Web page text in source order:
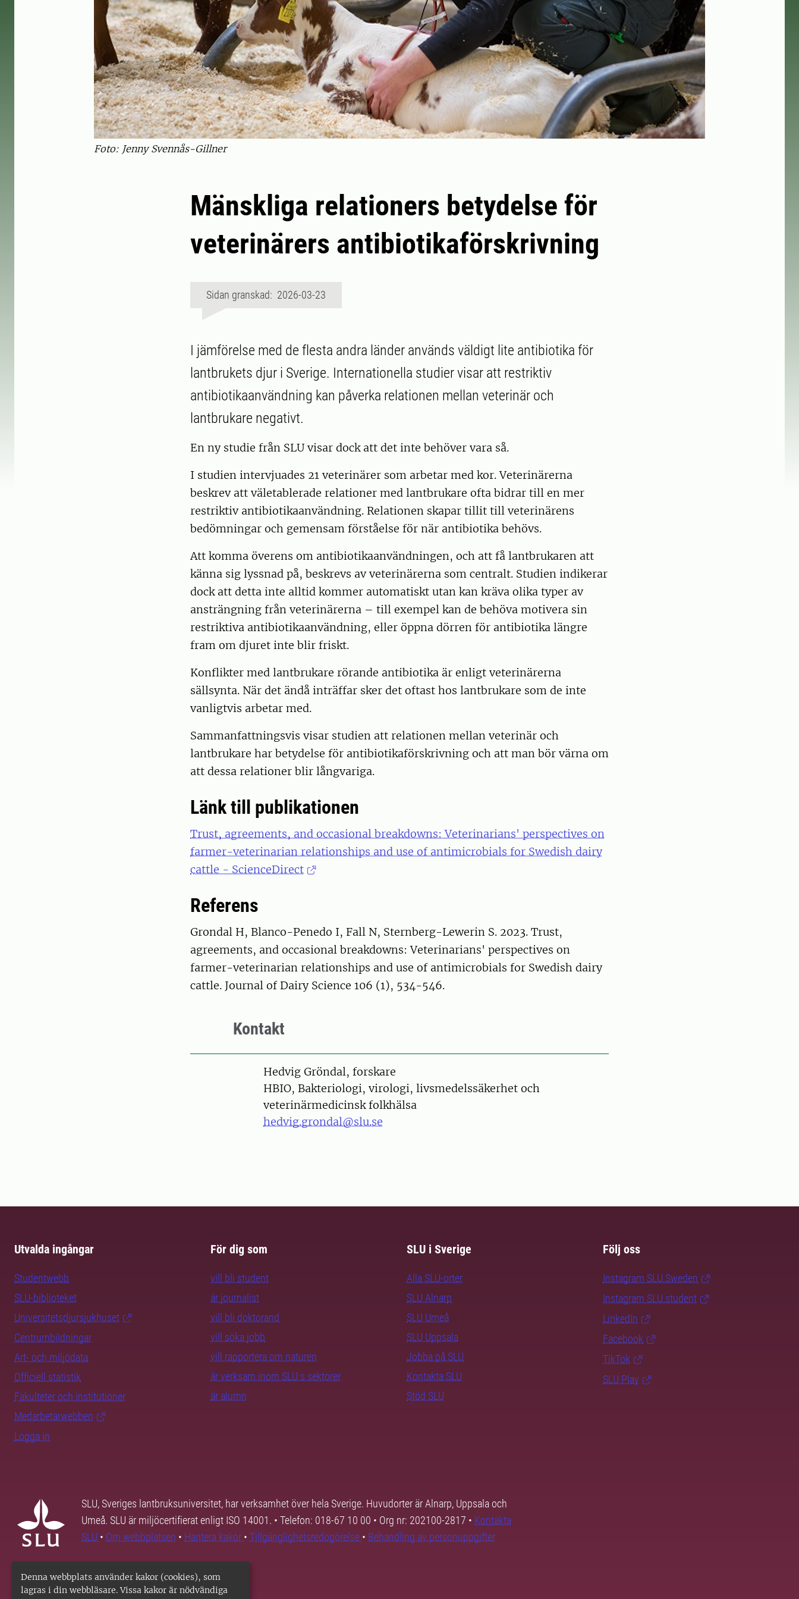
Denna webbplats använder kakor (cookies), som
lagras i din webbläsare. Vissa kakor är nödvändiga
Foto: Jenny Svennås-Gillner
Mänskliga relationers betydelse för
veterinärers antibiotikaförskrivning
Sidan granskad: 2026-03-23
I jämförelse med de flesta andra länder används väldigt lite antibiotika för
lantbrukets djur i Sverige. Internationella studier visar att restriktiv
antibiotikaanvändning kan påverka relationen mellan veterinär och
lantbrukare negativt.
En ny studie från SLU visar dock att det inte behöver vara så.
I studien intervjuades 21 veterinärer som arbetar med kor. Veterinärerna
beskrev att väletablerade relationer med lantbrukare ofta bidrar till en mer
restriktiv antibiotikaanvändning. Relationen skapar tillit till veterinärens
bedömningar och gemensam förståelse för när antibiotika behövs.
Att komma överens om antibiotikaanvändningen, och att få lantbrukaren att
känna sig lyssnad på, beskrevs av veterinärerna som centralt. Studien indikerar
dock att detta inte alltid kommer automatiskt utan kan kräva olika typer av
ansträngning från veterinärerna – till exempel kan de behöva motivera sin
restriktiva antibiotikaanvändning, eller öppna dörren för antibiotika längre
fram om djuret inte blir friskt.
Konflikter med lantbrukare rörande antibiotika är enligt veterinärerna
sällsynta. När det ändå inträffar sker det oftast hos lantbrukare som de inte
vanligtvis arbetar med.
Sammanfattningsvis visar studien att relationen mellan veterinär och
lantbrukare har betydelse för antibiotikaförskrivning och att man bör värna om
att dessa relationer blir långvariga.
Länk till publikationen
Trust, agreements, and occasional breakdowns: Veterinarians' perspectives on
farmer-veterinarian relationships and use of antimicrobials for Swedish dairy
cattle - ScienceDirect
Referens
Grondal H, Blanco-Penedo I, Fall N, Sternberg-Lewerin S. 2023. Trust,
agreements, and occasional breakdowns: Veterinarians' perspectives on
farmer-veterinarian relationships and use of antimicrobials for Swedish dairy
cattle. Journal of Dairy Science 106 (1), 534-546.
Kontakt
PersonHedvig Gröndal, forskare
HBIO, Bakteriologi, virologi, livsmedelssäkerhet och
veterinärmedicinsk folkhälsa
hedvig.grondal@slu.se
Utvalda ingångar
Studentwebb
SLU-biblioteket
Universitetsdjursjukhuset
Centrumbildningar
Art- och miljödata
Officiell statistik
Fakulteter och institutioner
Medarbetarwebben
Logga in
För dig som
vill bli student
är journalist
vill bli doktorand
vill söka jobb
vill rapportera om naturen
är verksam inom SLU:s sektorer
är alumn
SLU i Sverige
Alla SLU-orter
SLU Alnarp
SLU Umeå
SLU Uppsala
Jobba på SLU
Kontakta SLU
Stöd SLU
Följ oss
Instagram SLU.Sweden
Instagram SLU.student
LinkedIn
Facebook
TikTok
SLU Play
SLU, Sveriges lantbruksuniversitet, har verksamhet över hela Sverige. Huvudorter är Alnarp, Uppsala och
Umeå. SLU är miljöcertifierat enligt ISO 14001. • Telefon: 018-67 10 00 • Org nr: 202100-2817 • Kontakta
SLU • Om webbplatsen • Hantera kakor • Tillgänglighetsredogörelse • Behandling av personuppgifter